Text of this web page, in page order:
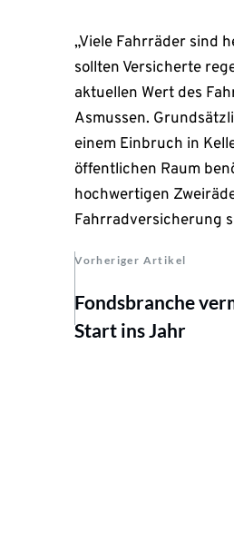
„Viele Fahrräder sind
sollten Versicherte
aktuellen Wert des
Asmussen.
einem Einbruch in
öffentlichen Raum
hochwertigen
Fahrradversicherung
Vorheriger Artikel
Fondsbranche
Start ins Jahr